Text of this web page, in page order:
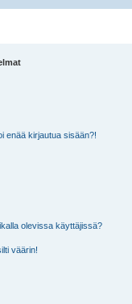
enää kirjautua sisään?!
olevissa käyttäjissä?
väärin!